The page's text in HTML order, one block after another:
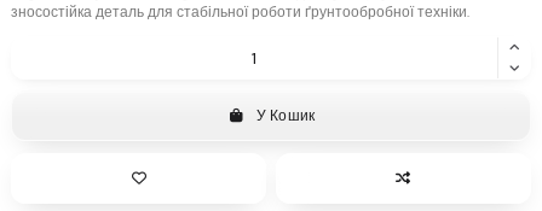
зносостійка деталь для стабільної роботи ґрунтообробної техніки.
У Кошик